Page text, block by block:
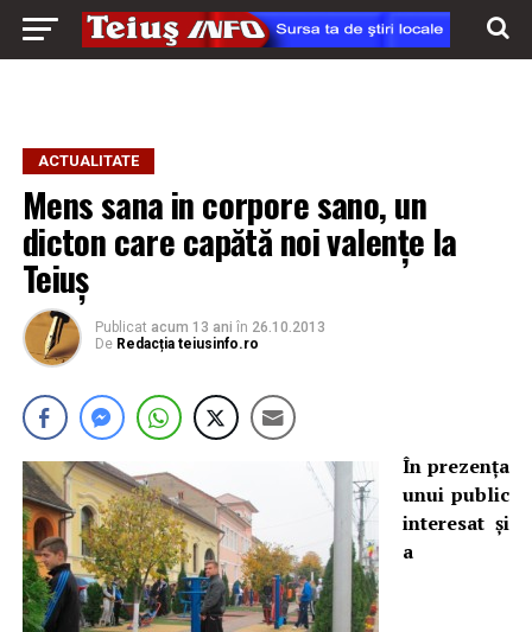
ACTUALITATE
Mens sana in corpore sano, un
dicton care capătă noi valenţe la
Teiuş
Publicat acum 13 ani în 26.10.2013
De Redacția teiusinfo.ro
În prezenţa
unui public
interesat şi
a